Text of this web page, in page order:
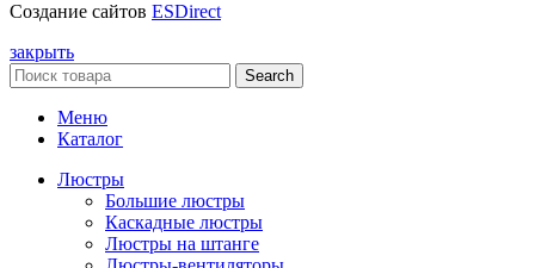
Создание сайтов ESDirect
закрыть
Search
Меню
Каталог
Люстры
Большие люстры
Каскадные люстры
Люстры на штанге